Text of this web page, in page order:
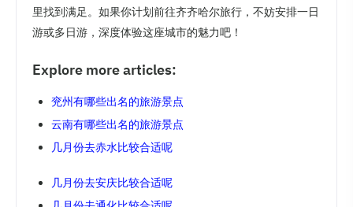
里找到满足。如果你计划前往齐齐哈尔旅行，不妨安排一日
游或多日游，深度体验这座城市的魅力吧！
Explore more articles:
兖州有哪些出名的旅游景点
云南有哪些出名的旅游景点
几月份去赤水比较合适呢
几月份去安庆比较合适呢